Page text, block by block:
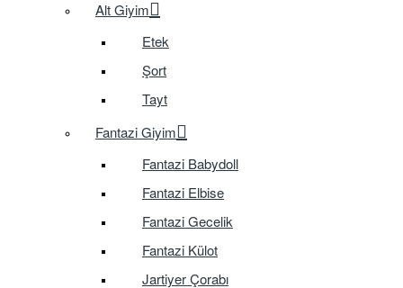
Alt Giyim
Etek
Şort
Tayt
Fantazi Giyim
Fantazi Babydoll
Fantazi Elbise
Fantazi Gecelik
Fantazi Külot
Jartiyer Çorabı